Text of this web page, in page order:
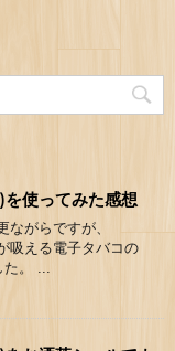
使ってみた感想
ながらですが、
吸える電子タバコの
た。 ...